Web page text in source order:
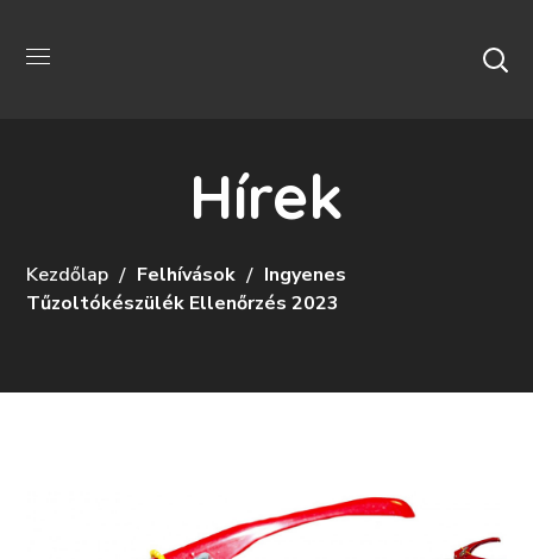
Hírek
Kezdőlap Felhívások
Ingyenes
Tűzoltókészülék Ellenőrzés 2023